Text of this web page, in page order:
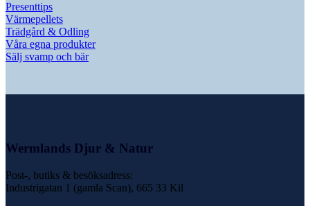
Presenttips
Värmepellets
Trädgård & Odling
Våra egna produkter
Sälj svamp och bär
Wermlands Djur & Natur
Post-, butiks & besöksadress:
Industrigatan 1 (gamla Scan), 665 33 Kil